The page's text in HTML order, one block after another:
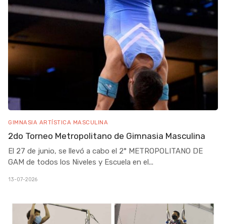
GIMNASIA ARTÍSTICA MASCULINA
2do Torneo Metropolitano de Gimnasia Masculina
El 27 de junio, se llevó a cabo el 2° METROPOLITANO DE
GAM de todos los Niveles y Escuela en el...
13-07-2026